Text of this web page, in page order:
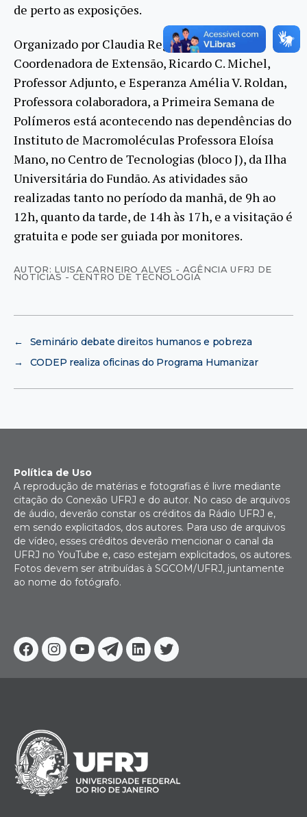
de perto as exposições.
Organizado por Claudia Regina Elias Mansur,
Coordenadora de Extensão, Ricardo C. Michel,
Professor Adjunto, e Esperanza Amélia V. Roldan,
Professora colaboradora, a Primeira Semana de
Polímeros está acontecendo nas dependências do
Instituto de Macromoléculas Professora Eloísa
Mano, no Centro de Tecnologias (bloco J), da Ilha
Universitária do Fundão. As atividades são
realizadas tanto no período da manhã, de 9h ao
12h, quanto da tarde, de 14h às 17h, e a visitação é
gratuita e pode ser guiada por monitores.
AUTOR: LUISA CARNEIRO ALVES - AGÊNCIA UFRJ DE
NOTÍCIAS - CENTRO DE TECNOLOGIA
←
Seminário debate direitos humanos e pobreza
→
CODEP realiza oficinas do Programa Humanizar
Facebook
Instagram
YoutubeTelegram
Linkedin
Twitter
Política de Uso
A reprodução de matérias e fotografias é livre mediante
citação do Conexão UFRJ e do autor. No caso de arquivos
de áudio, deverão constar os créditos da Rádio UFRJ e,
em sendo explicitados, dos autores. Para uso de arquivos
de vídeo, esses créditos deverão mencionar o canal da
UFRJ no YouTube e, caso estejam explicitados, os autores.
Fotos devem ser atribuídas à SGCOM/UFRJ, juntamente
ao nome do fotógrafo.